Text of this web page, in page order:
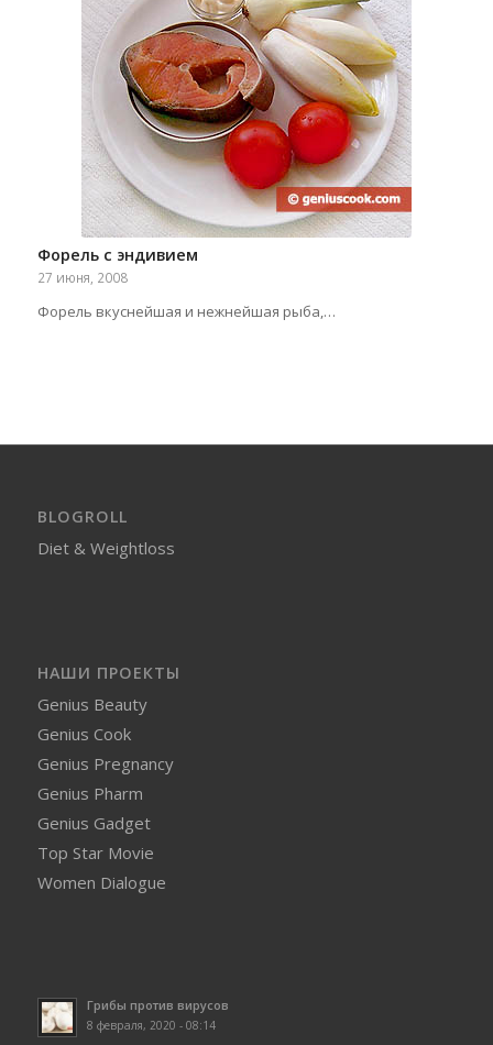
Форель с эндивием
27 июня, 2008
Форель вкуснейшая и нежнейшая рыба,…
BLOGROLL
Diet & Weightloss
НАШИ ПРОЕКТЫ
Genius Beauty
Genius Cook
Genius Pregnancy
Genius Pharm
Genius Gadget
Top Star Movie
Women Dialogue
Грибы против вирусов
8 февраля, 2020 - 08:14